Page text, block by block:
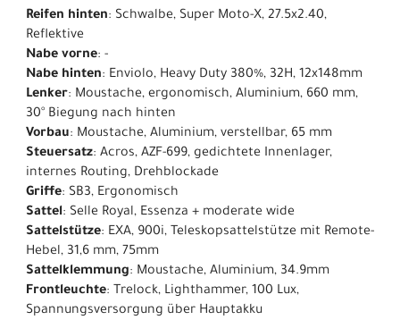
Reifen hinten: Schwalbe, Super Moto-X, 27.5x2.40,
Reflektive
Nabe vorne: -
Nabe hinten: Enviolo, Heavy Duty 380%, 32H, 12x148mm
Lenker: Moustache, ergonomisch, Aluminium, 660 mm,
30° Biegung nach hinten
Vorbau: Moustache, Aluminium, verstellbar, 65 mm
Steuersatz: Acros, AZF-699, gedichtete Innenlager,
internes Routing, Drehblockade
Griffe: SB3, Ergonomisch
Sattel: Selle Royal, Essenza + moderate wide
Sattelstütze: EXA, 900i, Teleskopsattelstütze mit Remote-
Hebel, 31,6 mm, 75mm
Sattelklemmung: Moustache, Aluminium, 34.9mm
Frontleuchte: Trelock, Lighthammer, 100 Lux,
Spannungsversorgung über Hauptakku